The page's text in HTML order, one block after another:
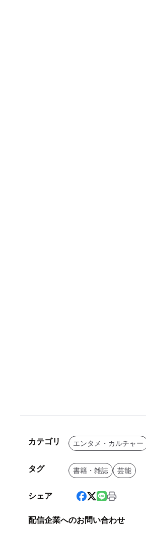
カテゴリ エンタメ・カルチャー
タグ 書籍・雑誌 芸能
シェア
配信企業へのお問い合わせ